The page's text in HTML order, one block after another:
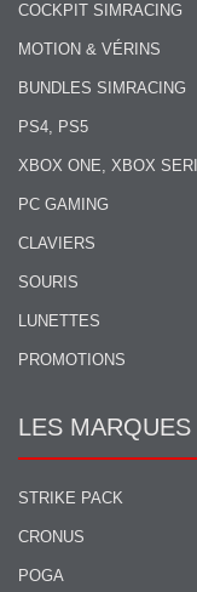
COCKPIT SIMRACING
MOTION & VÉRINS
BUNDLES SIMRACING
PS4, PS5
XBOX ONE, XBOX
PC GAMING
CLAVIERS
SOURIS
LUNETTES
PROMOTIONS
LES MARQUES
STRIKE PACK
CRONUS
POGA